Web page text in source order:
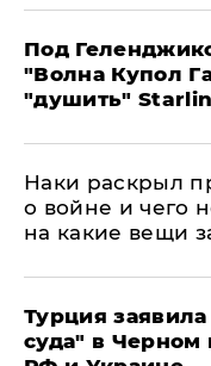
Под
"Волна Купол
"душить"
Наки раскрыл
о войне и чего
на какие вещи
Турция
суда" в Черном